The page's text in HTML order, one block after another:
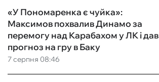
7 серпня 08:46
«У Пономаренка є чуйка»:
Максимов похвалив Динамо за
перемогу над Карабахом у ЛК і дав
прогноз на гру в Баку